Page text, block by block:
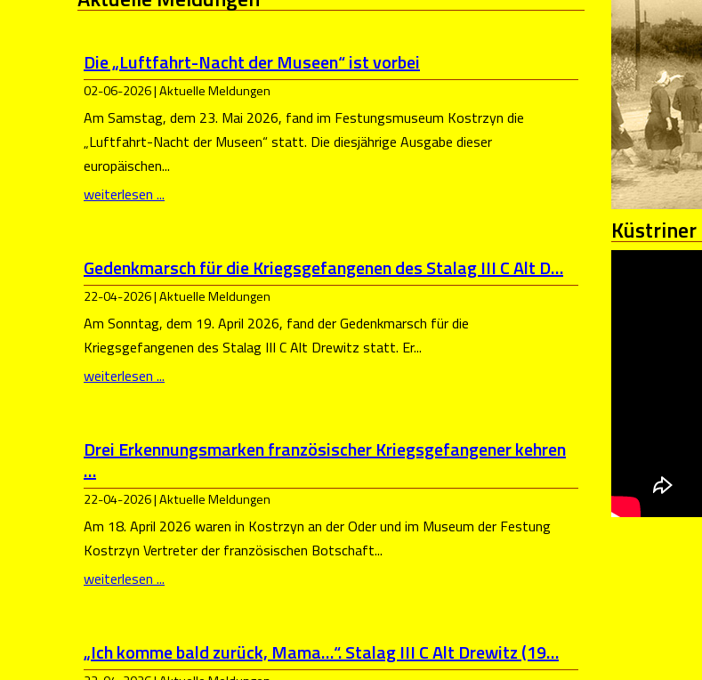
Die „Luftfahrt-Nacht der Museen“ ist vorbei
02-06-2026 | Aktuelle Meldungen
Am Samstag, dem 23. Mai 2026, fand im Festungsmuseum Kostrzyn die
„Luftfahrt-Nacht der Museen“ statt. Die diesjährige Ausgabe dieser
europäischen...
weiterlesen ...
Gedenkmarsch für die Kriegsgefangenen des Stalag III C Alt D…
22-04-2026 | Aktuelle Meldungen
Am Sonntag, dem 19. April 2026, fand der Gedenkmarsch für die
Kriegsgefangenen des Stalag III C Alt Drewitz statt. Er...
weiterlesen ...
Drei Erkennungsmarken französischer Kriegsgefangener kehren
…
22-04-2026 | Aktuelle Meldungen
Am 18. April 2026 waren in Kostrzyn an der Oder und im Museum der Festung
Kostrzyn Vertreter der französischen Botschaft...
weiterlesen ...
„Ich komme bald zurück, Mama…“. Stalag III C Alt Drewitz (19…
Küstriner